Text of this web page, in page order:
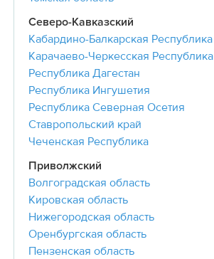
Северо-Кавказский
Кабардино-Балкарская Республика
Карачаево-Черкесская Республика
Республика Дагестан
Республика Ингушетия
Республика Северная Осетия
Ставропольский край
Чеченская Республика
Приволжский
Волгоградская область
Кировская область
Нижегородская область
Оренбургская область
Пензенская область